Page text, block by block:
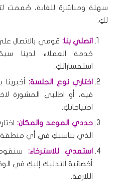
سهلة ومباشرة للغاية، صُممت
لكِ.
اتصلي بنا: قومي بالاتصال
خدمة العملاء لدينا
استفساراتكِ.
اختاري نوع الجلسة:أخبرينا
فيه، أو اطلبي المشورة
احتياجاتكِ.
حددي الموعد والمكان:
الذي يناسبكِ في أي منطقة
استعدي للاسترخاء:سنقوم
أخصائية التدليك إليكِ في
اللازمة.